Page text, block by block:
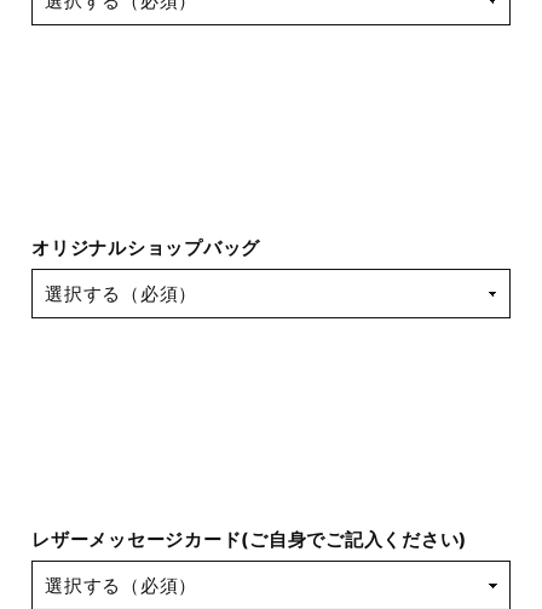
オリジナルショップバッグ
レザーメッセージカード(ご自身でご記入ください)